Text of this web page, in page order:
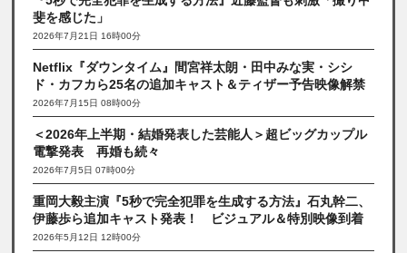
斐を感じた」
2026年7月21日 16時00分
Netflix『ダウンタイム』間宮祥太朗・田中みな実・シシ
ド・カフカら25名の追加キャスト＆ティザー予告映像解禁
2026年7月15日 08時00分
＜2026年上半期・結婚発表した芸能人＞超ビッグカップル
電撃発表 再婚も続々
2026年7月5日 07時00分
重岡大毅主演『5秒で完全犯罪を生成する方法』石丸幹二、
伊藤歩ら追加キャスト発表！ ビジュアル＆特別映像到着
2026年5月12日 12時00分